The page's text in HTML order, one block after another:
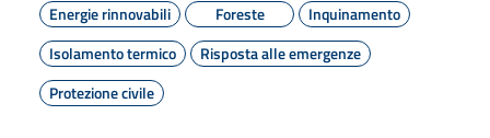
Energie rinnovabili
Foreste
Inquinamento
Isolamento termico
Risposta alle emergenze
Protezione civile